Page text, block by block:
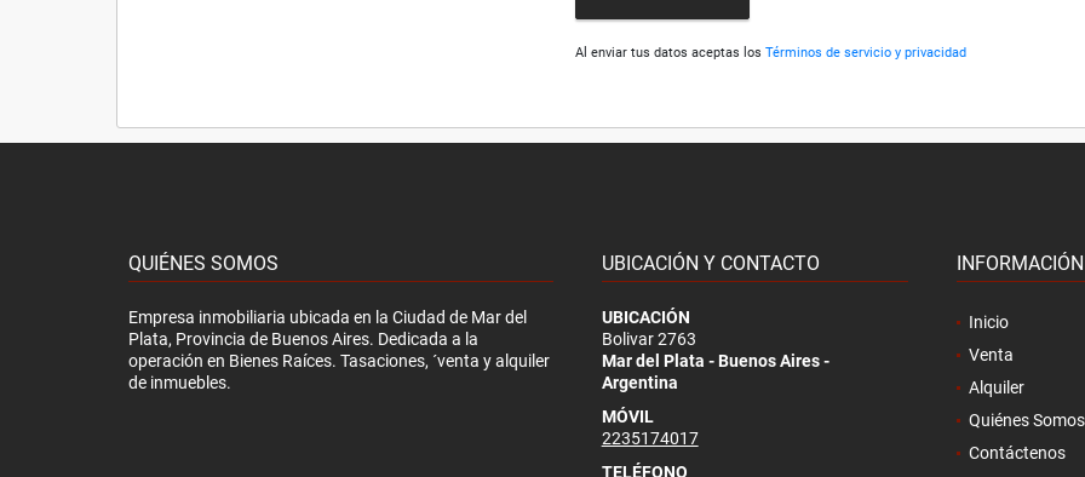
Al enviar tus datos aceptas losTérminos de servicio y privacidad
QUIÉNES SOMOS
Empresa inmobiliaria ubicada en la Ciudad de Mar del
Plata, Provincia de Buenos Aires. Dedicada a la
operación en Bienes Raíces. Tasaciones, ´venta y alquiler
de inmuebles.
UBICACIÓN Y CONTACTO
UBICACIÓN
Bolivar 2763
Mar del Plata - Buenos Aires -
Argentina
MÓVIL
2235174017
TELÉFONO
INFORMACIÓN
Inicio
Venta
Alquiler
Quiénes Somos
Contáctenos